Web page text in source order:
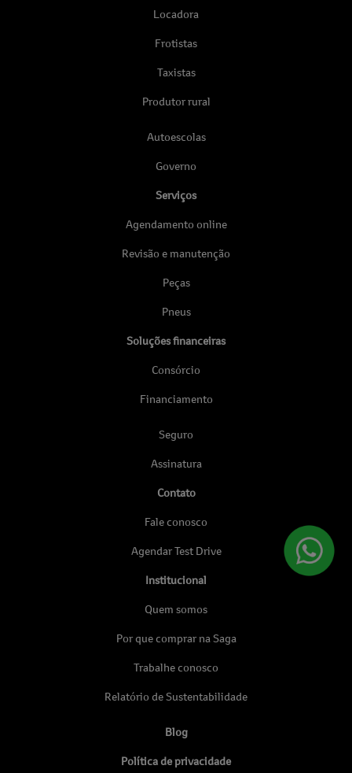
Locadora
Frotistas
Taxistas
Produtor rural
Autoescolas
Governo
Serviços
Agendamento online
Revisão e manutenção
Peças
Pneus
Soluções financeiras
Consórcio
Financiamento
Seguro
Assinatura
Contato
Fale conosco
Agendar Test Drive
Institucional
Quem somos
Por que comprar na Saga
Trabalhe conosco
Relatório de Sustentabilidade
Blog
Política de privacidade